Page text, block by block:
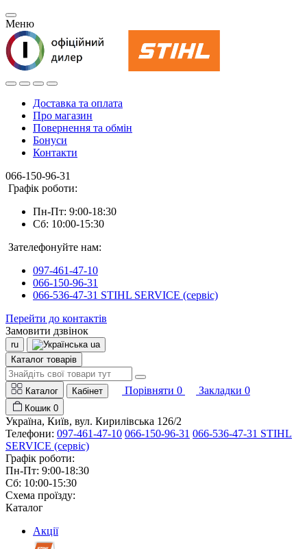
Меню
Доставка та оплата
Про магазин
Повернення та обмін
Бонуси
Контакти
066-150-96-31
Графік роботи:
Пн-Пт: 9:00-18:30
Сб: 10:00-15:30
Зателефонуйте нам:
097-461-47-10
066-150-96-31
066-536-47-31 STIHL SERVICE (сервіс)
Перейти до контактів
Замовити дзвінок
ru
ua
Каталог товарів
Каталог Кабінет Порівняти 0 Закладки 0
Кошик 0
Україна, Київ, вул. Кирилівська 126/2
Телефони: 097-461-47-10 066-150-96-31 066-536-47-31 STIHL
SERVICE (сервіс)
Графік роботи:
Пн-Пт: 9:00-18:30
Сб: 10:00-15:30
Схема проїзду:
Каталог
Акції